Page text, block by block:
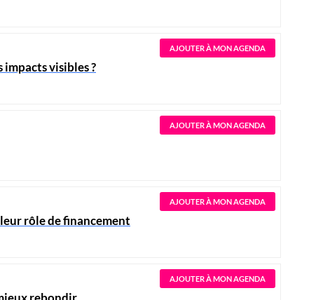
visibles ?
AJOUTER À MON AGENDA
AJOUTER À MON AGENDA
rôle de financement
AJOUTER À MON AGENDA
AJOUTER À MON AGENDA